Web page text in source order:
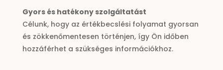
Gyors és hatékony szolgáltatást
Célunk, hogy az értékbecslési folyamat gyorsan
és zökkenőmentesen történjen, így Ön időben
hozzáférhet a szükséges információkhoz.